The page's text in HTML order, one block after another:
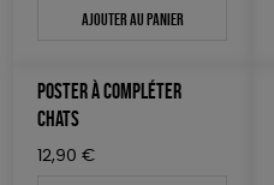
Ajouter au panier
POSTER À COMPLÉTER
CHATS
12,90 €